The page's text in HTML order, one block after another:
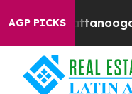
AGP PICKS
in Chattanooga.